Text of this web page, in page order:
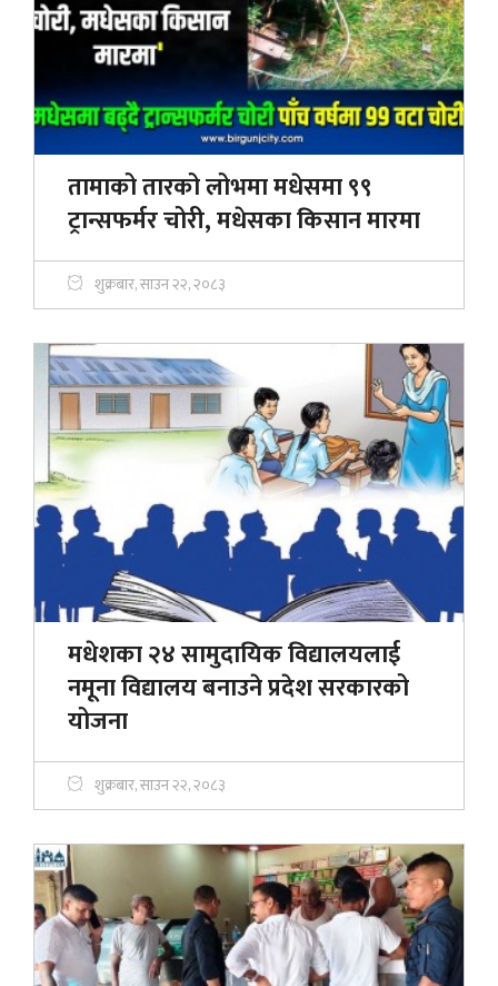
तामाको तारको लोभमा मधेसमा ९९
ट्रान्सफर्मर चोरी, मधेसका किसान मारमा
शुक्रबार, साउन २२, २०८३
मधेशका २४ सामुदायिक विद्यालयलाई
नमूना विद्यालय बनाउने प्रदेश सरकारको
योजना
शुक्रबार, साउन २२, २०८३